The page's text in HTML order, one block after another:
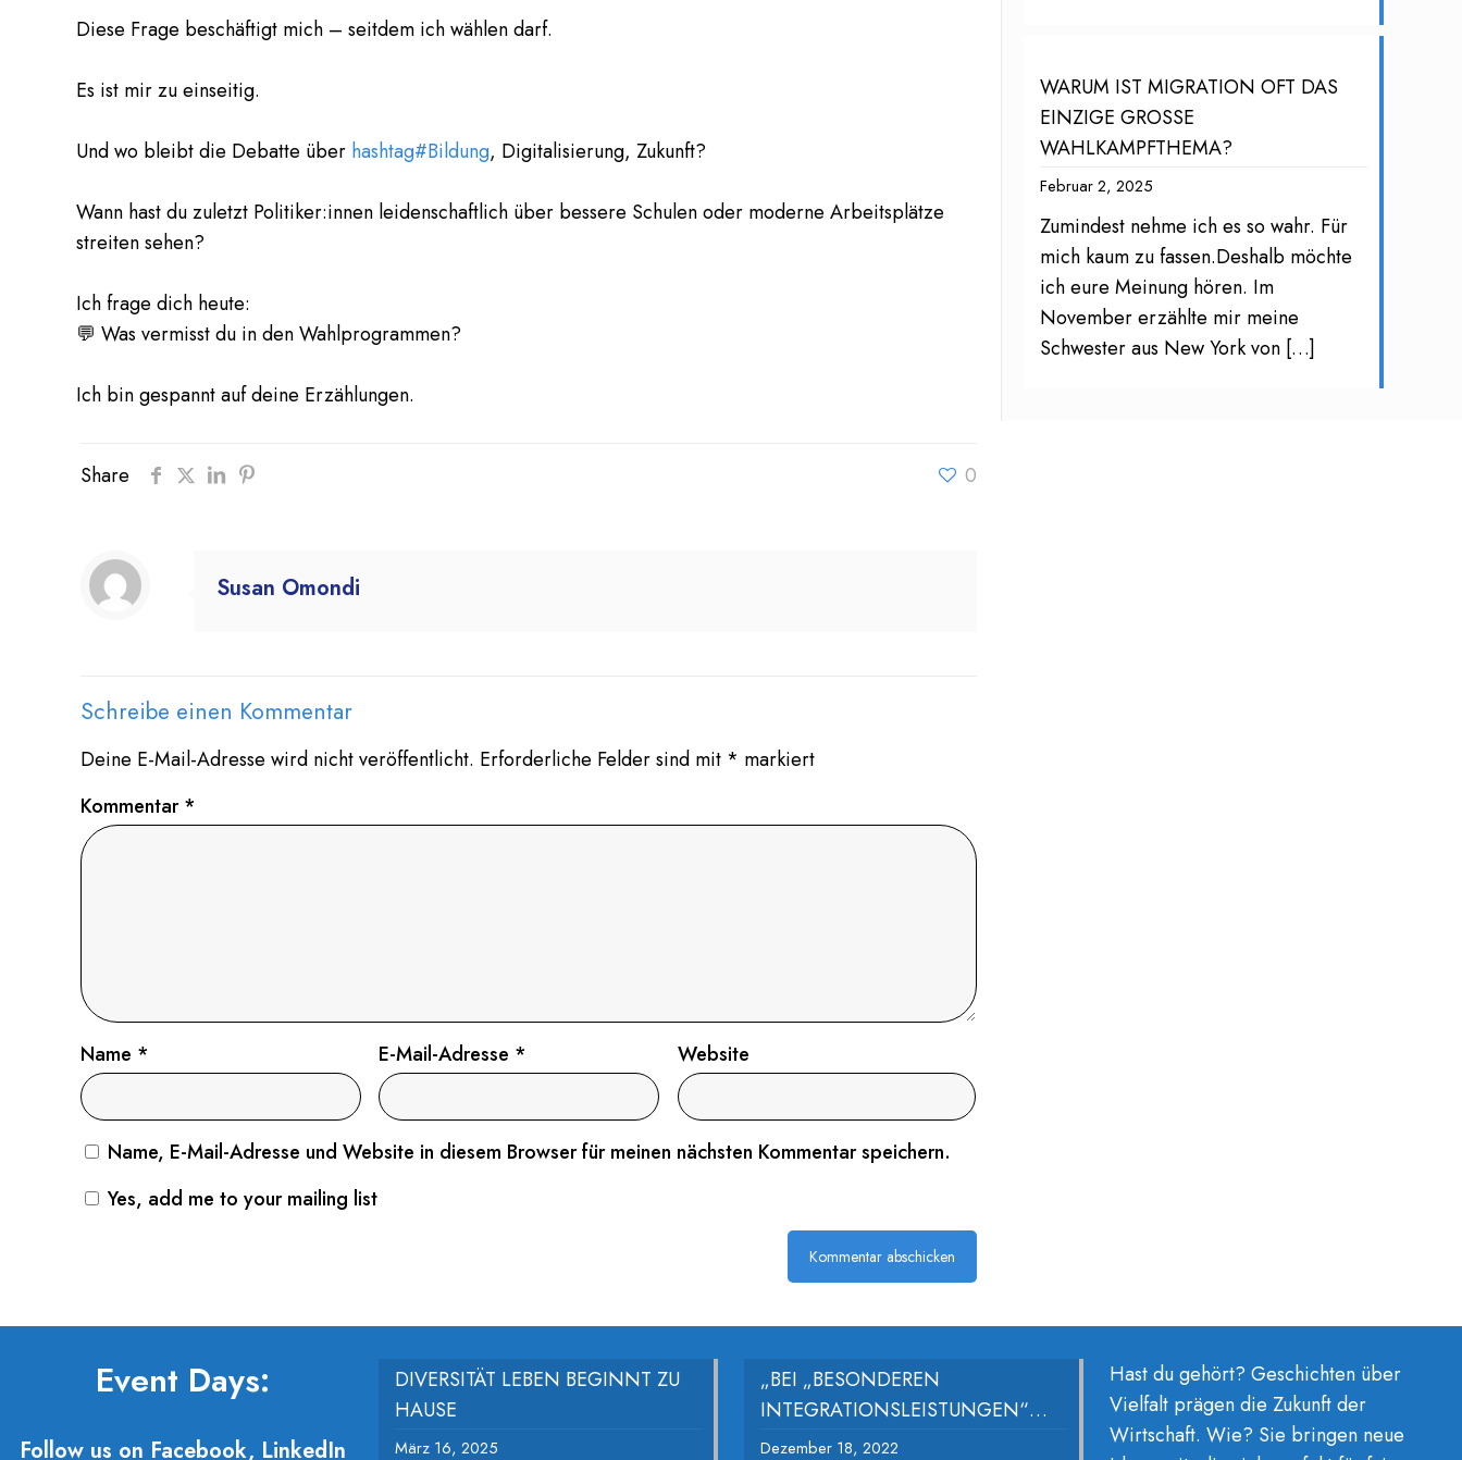
Diese Frage beschäftigt mich – seitdem ich wählen darf.
Es ist mir zu einseitig.
Und wo bleibt die Debatte über hashtag#Bildung, Digitalisierung, Zukunft?
Wann hast du zuletzt Politiker:innen leidenschaftlich über bessere Schulen oder moderne Arbeitsplätze
streiten sehen?
Ich frage dich heute:
💬 Was vermisst du in den Wahlprogrammen?
Ich bin gespannt auf deine Erzählungen.
Share 0
Susan Omondi
Schreibe einen Kommentar
Deine E-Mail-Adresse wird nicht veröffentlicht. Erforderliche Felder sind mit * markiert
Kommentar*
Name * E-Mail-Adresse * Website
Name, E-Mail-Adresse und Website in diesem Browser für meinen nächsten Kommentar speichern.
Yes, add me to your mailing list
WARUM IST MIGRATION OFT DAS
EINZIGE GROSSE
WAHLKAMPFTHEMA?
Februar 2, 2025
Zumindest nehme ich es so wahr. Für
mich kaum zu fassen.Deshalb möchte
ich eure Meinung hören. Im
November erzählte mir meine
Schwester aus New York von […]
Event Days:
Follow us on Facebook, LinkedIn
DIVERSITÄT LEBEN BEGINNT ZU
HAUSE
März 16, 2025
„BEI „BESONDEREN
INTEGRATIONSLEISTUNGEN“…
Dezember 18, 2022
Hast du gehört? Geschichten über
Vielfalt prägen die Zukunft der
Wirtschaft. Wie? Sie bringen neue